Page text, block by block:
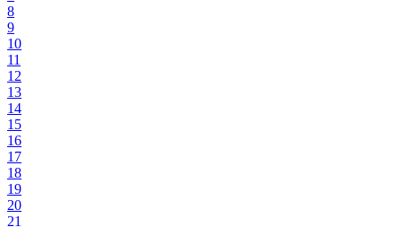
8
9
10
11
12
13
14
15
16
17
18
19
20
21